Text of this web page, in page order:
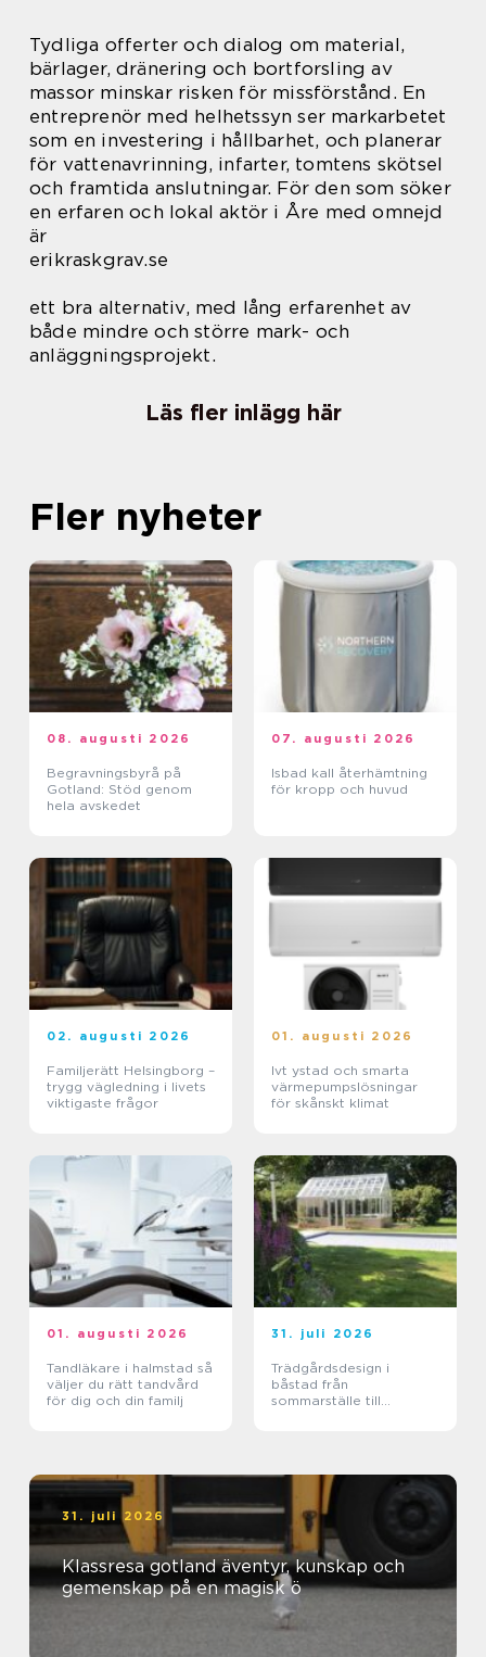
Tydliga offerter och dialog om material,
bärlager, dränering och bortforsling av
massor minskar risken för missförstånd. En
entreprenör med helhetssyn ser markarbetet
som en investering i hållbarhet, och planerar
för vattenavrinning, infarter, tomtens skötsel
och framtida anslutningar. För den som söker
en erfaren och lokal aktör i Åre med omnejd
är
erikraskgrav.se
ett bra alternativ, med lång erfarenhet av
både mindre och större mark- och
anläggningsprojekt.
Läs fler inlägg här
Fler nyheter
08. augusti 2026
Begravningsbyrå på
Gotland: Stöd genom
hela avskedet
07. augusti 2026
Isbad kall återhämtning
för kropp och huvud
02. augusti 2026
Familjerätt Helsingborg –
trygg vägledning i livets
viktigaste frågor
01. augusti 2026
Ivt ystad och smarta
värmepumpslösningar
för skånskt klimat
01. augusti 2026
Tandläkare i halmstad så
väljer du rätt tandvård
för dig och din familj
31. juli 2026
Trädgårdsdesign i
båstad från
sommarställe till
31. juli 2026
Klassresa gotland äventyr, kunskap och
gemenskap på en magisk ö